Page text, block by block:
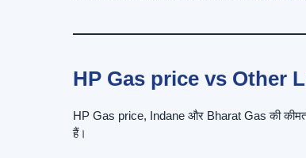
HP Gas price vs Other
HP Gas price, Indane और Bharat Gas की
हैं।